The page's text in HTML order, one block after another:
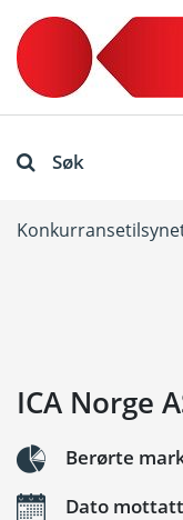
Søk
ICA Norge
Berørte
Dato